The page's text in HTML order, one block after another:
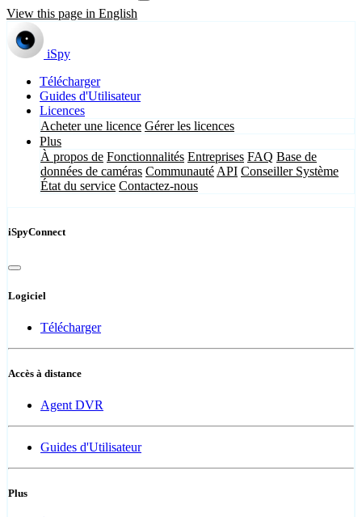
View this page in English
iSpy
Télécharger
Guides d'Utilisateur
Licences
Acheter une licence Gérer les licences
Plus
À propos de Fonctionnalités Entreprises FAQ Base de
données de caméras Communauté API Conseiller Système
État du service Contactez-nous
iSpyConnect
Logiciel
Télécharger
Accès à distance
Agent DVR
Guides d'Utilisateur
Plus